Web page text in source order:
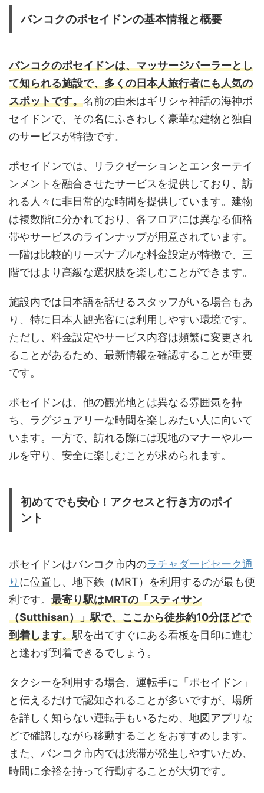
バンコクのポセイドンの基本情報と概要
バンコクのポセイドンは、マッサージパーラーとし
て知られる施設で、多くの日本人旅行者にも人気の
スポットです。名前の由来はギリシャ神話の海神ポ
セイドンで、その名にふさわしく豪華な建物と独自
のサービスが特徴です。
ポセイドンでは、リラクゼーションとエンターテイ
ンメントを融合させたサービスを提供しており、訪
れる人々に非日常的な時間を提供しています。建物
は複数階に分かれており、各フロアには異なる価格
帯やサービスのラインナップが用意されています。
一階は比較的リーズナブルな料金設定が特徴で、三
階ではより高級な選択肢を楽しむことができます。
施設内では日本語を話せるスタッフがいる場合もあ
り、特に日本人観光客には利用しやすい環境です。
ただし、料金設定やサービス内容は頻繁に変更され
ることがあるため、最新情報を確認することが重要
です。
ポセイドンは、他の観光地とは異なる雰囲気を持
ち、ラグジュアリーな時間を楽しみたい人に向いて
います。一方で、訪れる際には現地のマナーやルー
ルを守り、安全に楽しむことが求められます。
初めてでも安心！アクセスと行き方のポイ
ント
ポセイドンはバンコク市内のラチャダーピセーク通
り に位置し、地下鉄（MRT）を利用するのが最も便
利です。 最寄り駅はMRTの「スティサン
（Sutthisan）」駅で、ここから徒歩約10分ほどで
到着します。駅を出てすぐにある看板を目印に進む
と迷わず到着できるでしょう。
タクシーを利用する場合、運転手に「ポセイドン」
と伝えるだけで認知されることが多いですが、場所
を詳しく知らない運転手もいるため、地図アプリな
どで確認しながら移動することをおすすめします。
また、バンコク市内では渋滞が発生しやすいため、
時間に余裕を持って行動することが大切です。